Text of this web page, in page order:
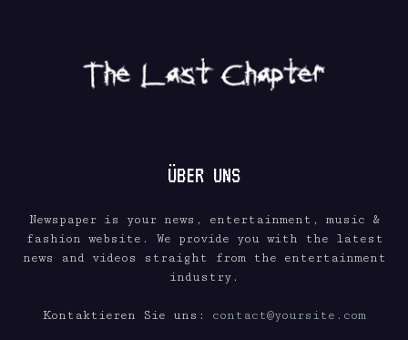
ÜBER UNS
Newspaper is your news, entertainment, music &
fashion website. We provide you with the latest
news and videos straight from the entertainment
industry.
Kontaktieren Sie uns: contact@yoursite.com